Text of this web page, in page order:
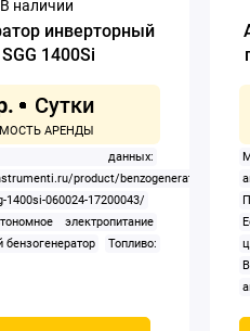
В наличии
инверторный
1400Si
данных:
product/benzogenerator-
1400si-060024-17200043/
электропитание
бензогенератор
Топливо: